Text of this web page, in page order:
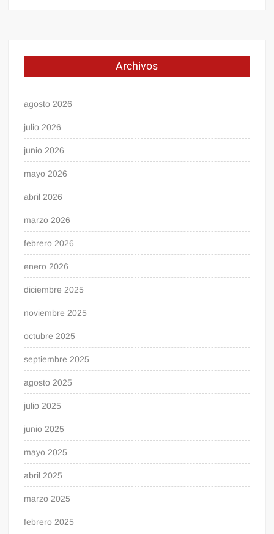
Archivos
agosto 2026
julio 2026
junio 2026
mayo 2026
abril 2026
marzo 2026
febrero 2026
enero 2026
diciembre 2025
noviembre 2025
octubre 2025
septiembre 2025
agosto 2025
julio 2025
junio 2025
mayo 2025
abril 2025
marzo 2025
febrero 2025